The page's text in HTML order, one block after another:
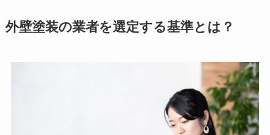
外壁塗装の業者を選定する基準とは？